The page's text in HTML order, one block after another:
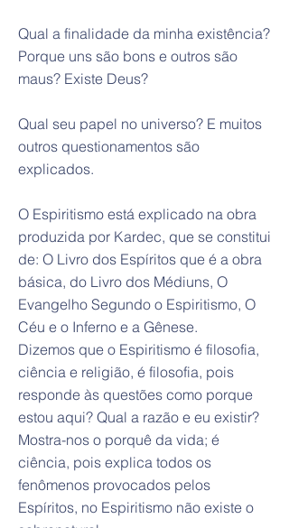
Qual a finalidade da minha existência?
Porque uns são bons e outros são
maus? Existe Deus?
Qual seu papel no universo? E muitos
outros questionamentos são
explicados.
O Espiritismo está explicado na obra
produzida por Kardec, que se constitui
de: O Livro dos Espíritos que é a obra
básica, do Livro dos Médiuns, O
Evangelho Segundo o Espiritismo, O
Céu e o Inferno e a Gênese.
Dizemos que o Espiritismo é filosofia,
ciência e religião, é filosofia, pois
responde às questões como porque
estou aqui? Qual a razão e eu existir?
Mostra-nos o porquê da vida; é
ciência, pois explica todos os
fenômenos provocados pelos
Espíritos, no Espiritismo não existe o